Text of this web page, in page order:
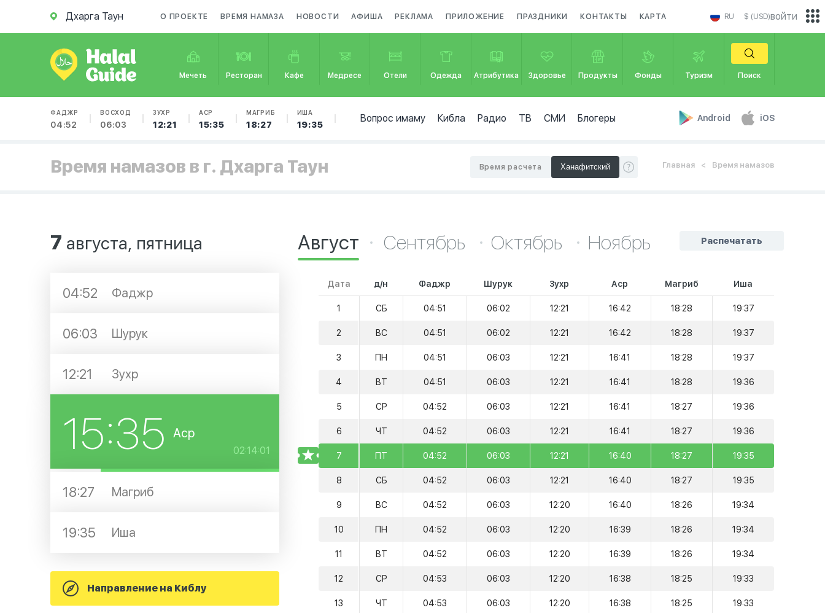
Дхарга Таун О ПРОЕКТЕ ВРЕМЯ НАМАЗА НОВОСТИ АФИША РЕКЛАМА ПРИЛОЖЕНИЕ ПРАЗДНИКИ КОНТАКТЫ КАРТА RU $ (USD)
Мечеть Ресторан Кафе Медресе Отели Одежда Атрибутика Здоровье Продукты Фонды Туризм Поиск
ФАДЖР
04:52
ВОСХОД
06:03
ЗУХР
12:21
АСР
15:35
МАГРИБ
18:27
ИША
19:35
Вопрос имаму Кибла Радио ТВ СМИ Блогеры Android iOS
войти
Время намазов в г. Дхарга Таун Главная Время намазов
Время расчета
7 августа, пятница
04:52 Фаджр
06:03 Шурук
12:21 Зухр
15:35 Аср
02:14:00
18:27 Магриб
19:35 Иша
Направление на Киблу
Распечатать
Август Сентябрь Октябрь Ноябрь
Дата д/н Фаджр Шурук Зухр Аср Магриб Иша
1 СБ 04:51 06:02 12:21 16:42 18:28 19:37
2 ВС 04:51 06:02 12:21 16:42 18:28 19:37
3 ПН 04:51 06:03 12:21 16:41 18:28 19:37
4 ВТ 04:51 06:03 12:21 16:41 18:28 19:36
5 СР 04:52 06:03 12:21 16:41 18:27 19:36
6 ЧТ 04:52 06:03 12:21 16:41 18:27 19:36
TODAY
7 ПТ 04:52 06:03 12:21 16:40 18:27 19:35
8 СБ 04:52 06:03 12:21 16:40 18:27 19:35
9 ВС 04:52 06:03 12:20 16:40 18:26 19:34
10 ПН 04:52 06:03 12:20 16:39 18:26 19:34
11 ВТ 04:52 06:03 12:20 16:39 18:26 19:34
12 СР 04:53 06:03 12:20 16:38 18:25 19:33
13 ЧТ 04:53 06:03 12:20 16:38 18:25 19:33